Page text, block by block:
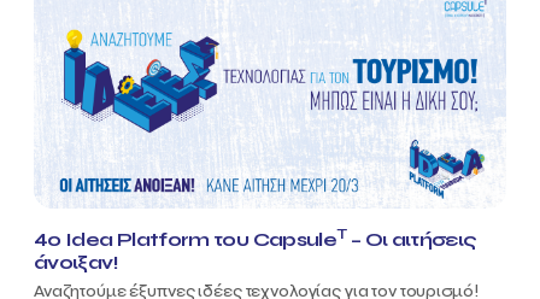
4ο Idea Platform του CapsuleT – Οι αιτήσεις
άνοιξαν!
Αναζητούμε έξυπνες ιδέες τεχνολογίας για τον τουρισμό!